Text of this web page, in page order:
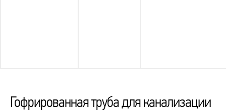
Гофрированная труба для канализации